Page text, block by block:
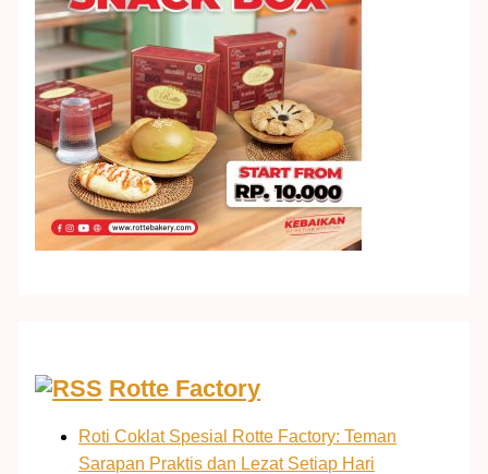
Rotte Factory
Roti Coklat Spesial Rotte Factory: Teman
Sarapan Praktis dan Lezat Setiap Hari